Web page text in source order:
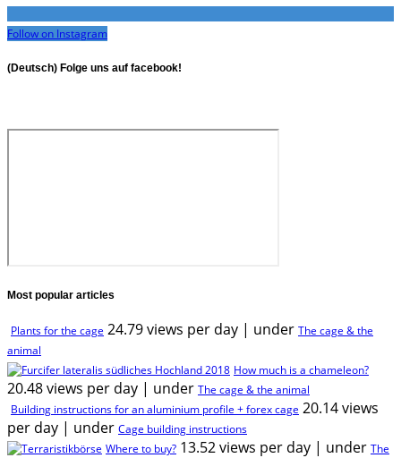
Follow on Instagram
(Deutsch) Folge uns auf facebook!
Most popular articles
Plants for the cage 24.79 views per day | under The cage & the
animal
How much is a chameleon?
20.48 views per day | under The cage & the animal
Building instructions for an aluminium profile + forex cage 20.14 views
per day | under Cage building instructions
Where to buy? 13.52 views per day | under The